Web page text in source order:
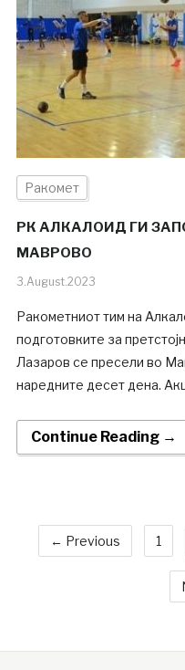
Ракомет
РК АЛКАЛОИД ГИ
МАВРОВО
3.August.2023
Ракометниот тим на
подготовките за
Лазаров се пресели во
наредните десет дена.
Continue Reading →
← Previous 1